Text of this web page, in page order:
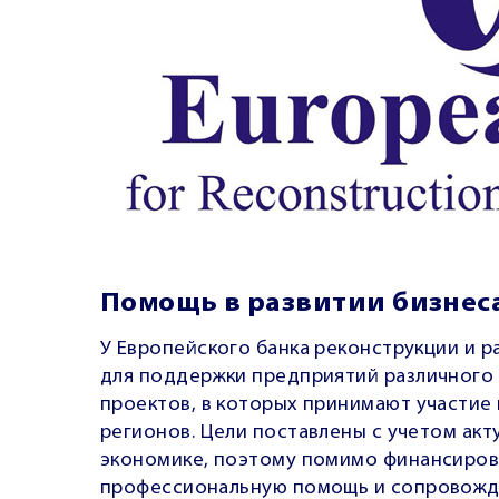
Помощь в развитии
У Европейского банка реконструкции и
для поддержки предприятий
проектов, в которых принимают участие
регионов. Цели поставлены с учетом
экономике, поэтому помимо
профессиональную помощь и